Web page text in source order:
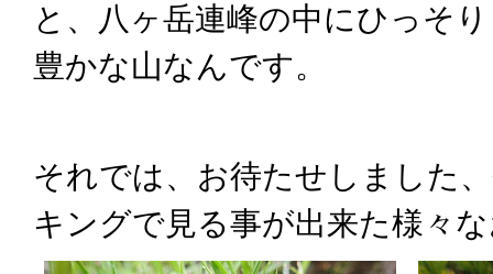
と、八ヶ岳連峰の中にひっそ
豊かな山なんです。
それでは、お待たせしました
キングで見る事が出来た様々